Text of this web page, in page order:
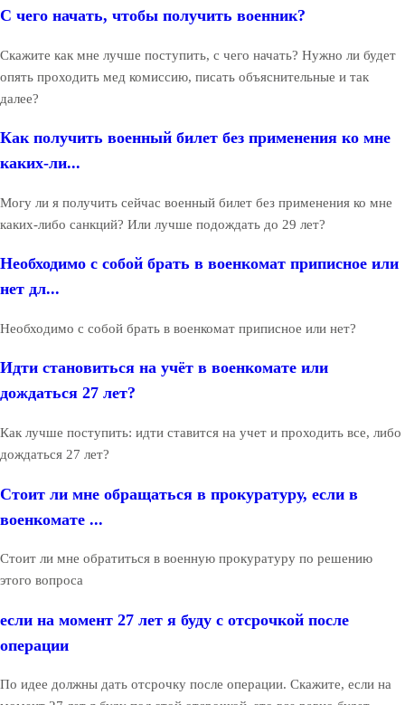
С чего начать, чтобы получить военник?
Скажите как мне лучше поступить, с чего начать? Нужно ли будет
опять проходить мед комиссию, писать объяснительные и так
далее?
Как получить военный билет без применения ко мне
каких-ли...
Могу ли я получить сейчас военный билет без применения ко мне
каких-либо санкций? Или лучше подождать до 29 лет?
Необходимо с собой брать в военкомат приписное или
нет дл...
Необходимо с собой брать в военкомат приписное или нет?
Идти становиться на учёт в военкомате или
дождаться 27 лет?
Как лучше поступить: идти ставится на учет и проходить все, либо
дождаться 27 лет?
Стоит ли мне обращаться в прокуратуру, если в
военкомате ...
Стоит ли мне обратиться в военную прокуратуру по решению
этого вопроса
если на момент 27 лет я буду с отсрочкой после
операции
По идее должны дать отсрочку после операции. Скажите, если на